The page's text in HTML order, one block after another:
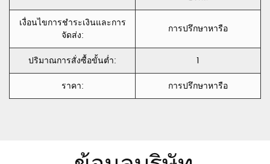
เงื่อนไขการชำระเงินและการ
จัดส่ง:
การปรึกษาหารือ
ปริมาณการสั่งซื้อขั้นต่ำ:
1
ราคา:
การปรึกษาหารือ